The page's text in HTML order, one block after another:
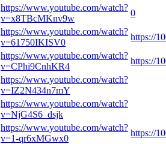
https://www.youtube.com/watch?
v=x8TBcMKnv9w
0
https://www.youtube.com/watch?
v=61750IKISV0
https://
https://www.youtube.com/watch?
v=CPhi9CnhKR4
https://
https://www.youtube.com/watch?
v=IZ2N434n7mY
https://www.youtube.com/watch?
v=NjG4S6_dsjk
https://www.youtube.com/watch?
v=1-qr6xMGwx0
https://